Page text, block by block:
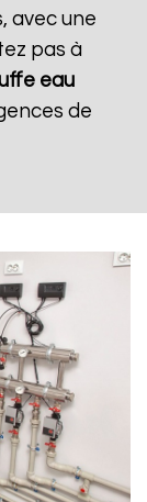
avec une
pas à
eau
de